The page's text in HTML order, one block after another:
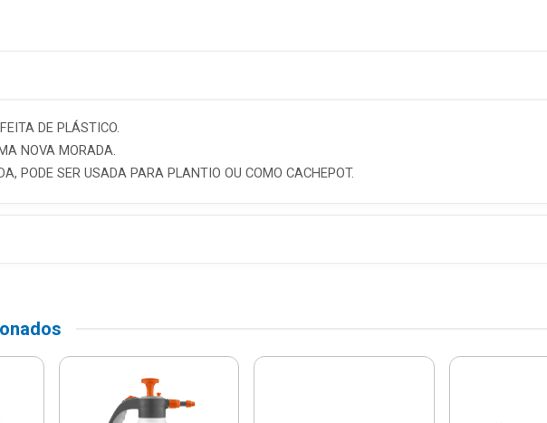
DE PLÁSTICO.
NOVA MORADA.
PODE SER USADA PARA PLANTIO OU COMO CACHEPOT.